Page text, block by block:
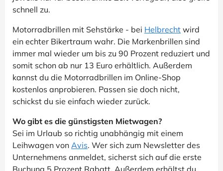
schnell zu.
Motorradbrillen mit Sehstärke - bei Helbrecht wird
ein echter Bikertraum wahr. Die Markenbrillen sind
immer mal wieder um bis zu 90 Prozent reduziert und
somit schon ab nur 13 Euro erhältlich. Außerdem
kannst du die Motorradbrillen im Online-Shop
kostenlos anprobieren. Passen sie doch nicht,
schickst du sie einfach wieder zurück.
Wo gibt es die günstigsten Mietwagen?
Sei im Urlaub so richtig unabhängig mit einem
Leihwagen von Avis. Wer sich zum Newsletter des
Unternehmens anmeldet, sicherst sich auf die erste
Buchung 5 Prozent Rabatt. Außerdem erhältst du